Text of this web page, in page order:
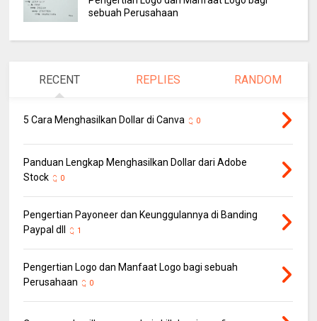
sebuah Perusahaan
RECENT REPLIES RANDOM
5 Cara Menghasilkan Dollar di Canva 0
Panduan Lengkap Menghasilkan Dollar dari Adobe
Stock
0
Pengertian Payoneer dan Keunggulannya di Banding
Paypal dll
1
Pengertian Logo dan Manfaat Logo bagi sebuah
Perusahaan
0